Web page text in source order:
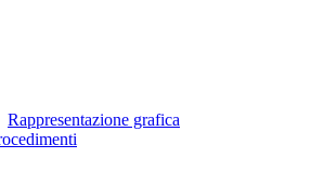
Rappresentazione grafica